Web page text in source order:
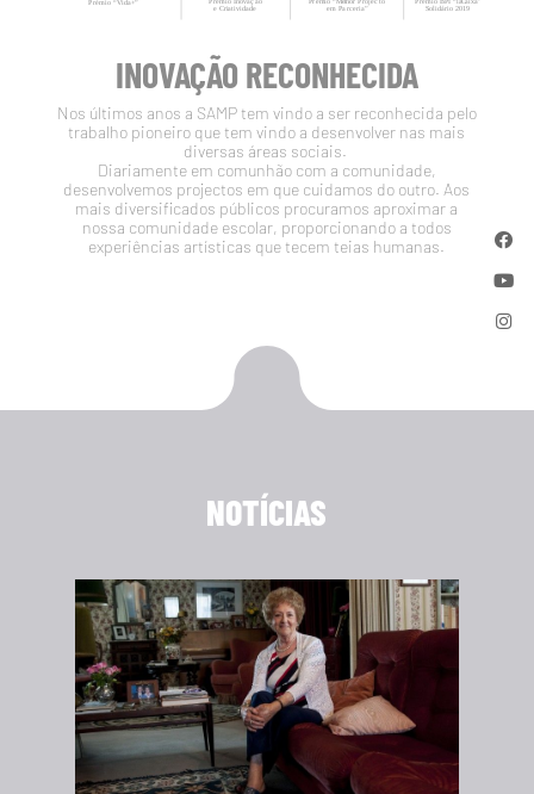
INOVAÇÃO RECONHECIDA
Nos últimos anos a SAMP tem vindo a ser reconhecida pelo
trabalho pioneiro que tem vindo a desenvolver nas mais
diversas áreas sociais.
Diariamente em comunhão com a comunidade,
desenvolvemos projectos em que cuidamos do outro. Aos
mais diversificados públicos procuramos aproximar a
nossa comunidade escolar, proporcionando a todos
experiências artísticas que tecem teias humanas.
NOTÍCIAS